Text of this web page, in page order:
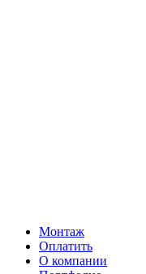
Монтаж
Оплатить
О компании